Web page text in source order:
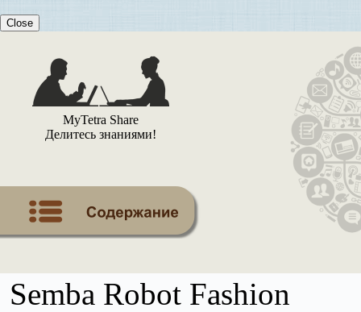
Close
MyTetra Share
Делитесь знаниями!
Semba Robot Fashion